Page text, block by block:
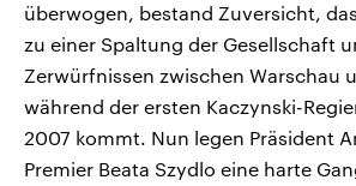
überwogen, bestand Zuversicht,
zu einer Spaltung der Gesellschaft
Zerwürfnissen zwischen Warschau
während der ersten Kaczynski-
2007 kommt. Nun legen Präsident
Premier Beata Szydlo eine harte